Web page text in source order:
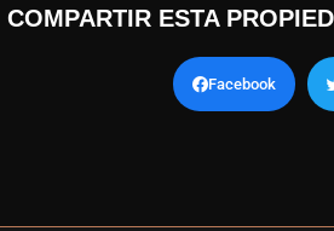
COMPARTIR ESTA
Facebook